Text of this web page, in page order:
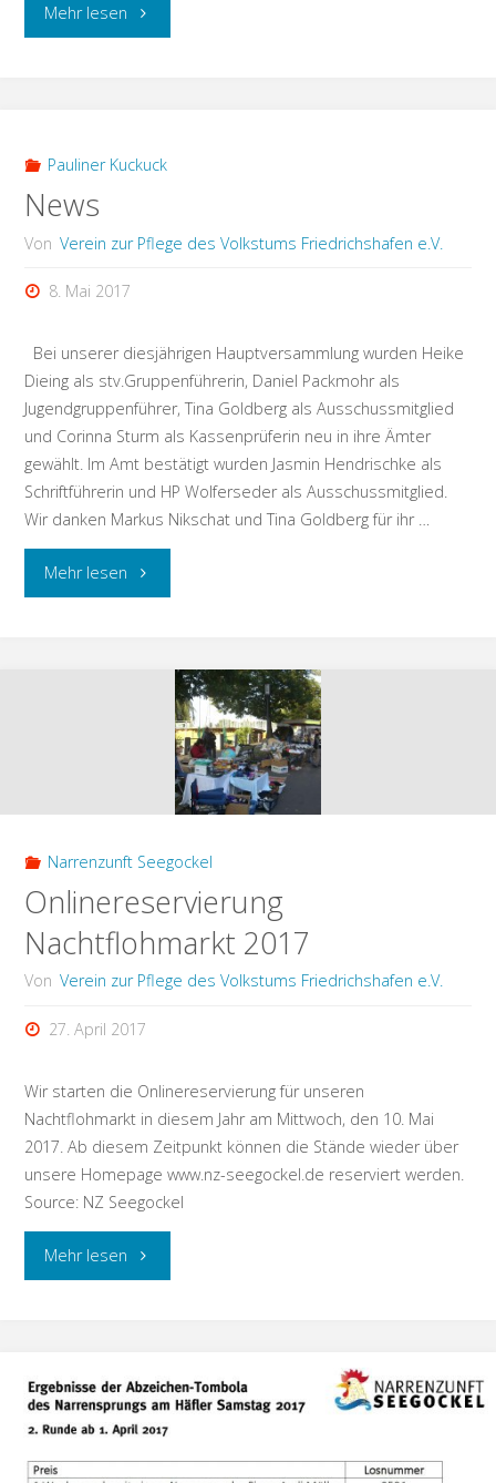
Mehr lesen"Onlinereservierung
Pauliner Kuckuck
News
Von Verein zur Pflege des Volkstums Friedrichshafen e.V.
8. Mai 2017
Bei unserer diesjährigen Hauptversammlung wurden Heike
Dieing als stv.Gruppenführerin, Daniel Packmohr als
Jugendgruppenführer, Tina Goldberg als Ausschussmitglied
und Corinna Sturm als Kassenprüferin neu in ihre Ämter
gewählt. Im Amt bestätigt wurden Jasmin Hendrischke als
Schriftführerin und HP Wolferseder als Ausschussmitglied.
Wir danken Markus Nikschat und Tina Goldberg für ihr …
Mehr lesen"News"
Narrenzunft Seegockel
Onlinereservierung
Nachtflohmarkt 2017
Von Verein zur Pflege des Volkstums Friedrichshafen e.V.
27. April 2017
Wir starten die Onlinereservierung für unseren
Nachtflohmarkt in diesem Jahr am Mittwoch, den 10. Mai
2017. Ab diesem Zeitpunkt können die Stände wieder über
unsere Homepage www.nz-seegockel.de reserviert werden.
Source: NZ Seegockel
Mehr lesen"Onlinereservierung